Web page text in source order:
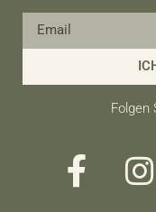
Folgen